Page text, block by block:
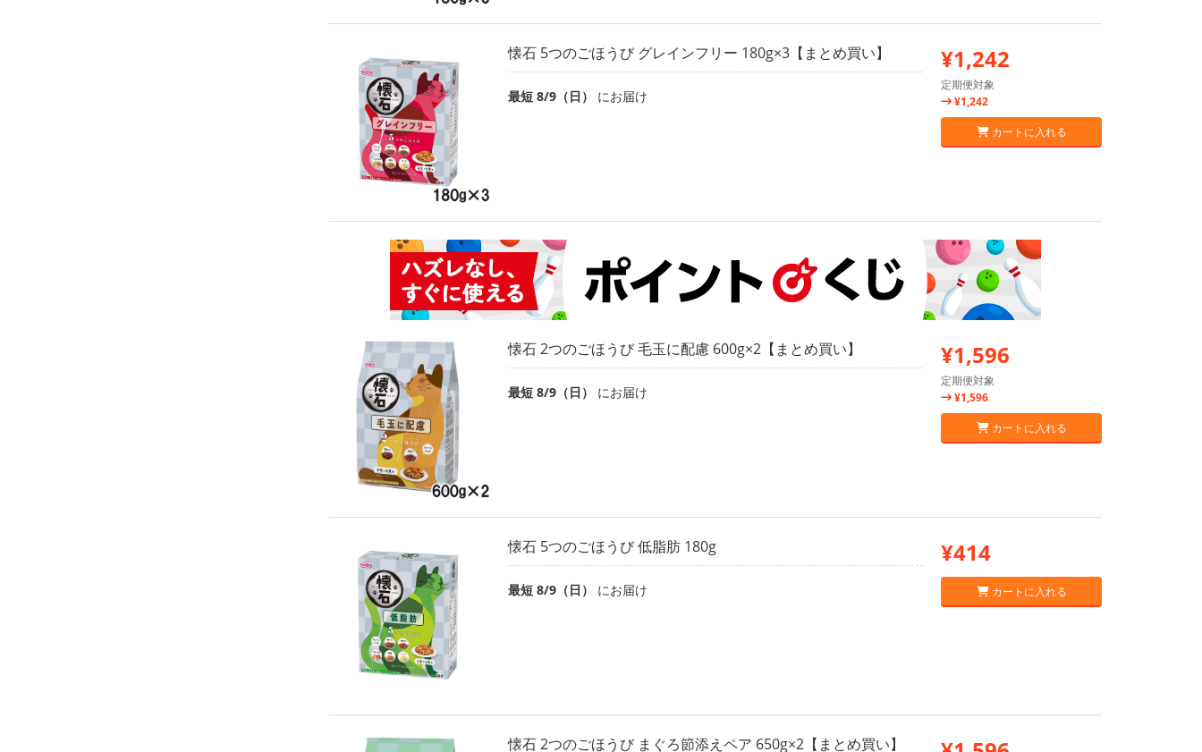
懐石 5つのごほうび グレインフリー 180g×3【まとめ買い】
最短 8/9（日） にお届け
¥1,242
定期便対象
¥1,242
カートに入れる
懐石 2つのごほうび 毛玉に配慮 600g×2【まとめ買い】
最短 8/9（日） にお届け
¥1,596
定期便対象
¥1,596
カートに入れる
懐石 5つのごほうび 低脂肪 180g
最短 8/9（日） にお届け
¥414
カートに入れる
懐石 2つのごほうび まぐろ節添えペア 650g×2【まとめ買い】